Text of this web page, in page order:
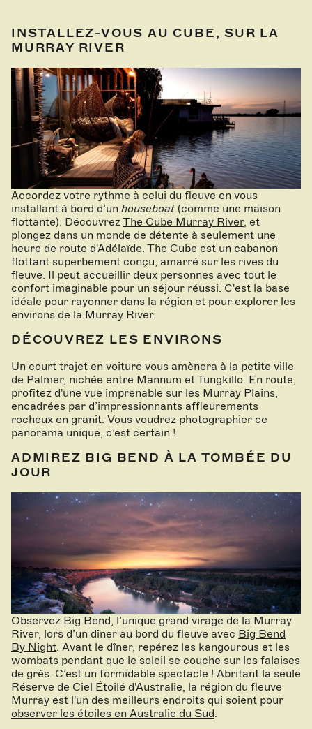
INSTALLEZ-VOUS AU CUBE, SUR LA
MURRAY RIVER
Accordez votre rythme à celui du fleuve en vous
installant à bord d’un houseboat (comme une maison
flottante). DécouvrezThe Cube Murray River, et
plongez dans un monde de détente à seulement une
heure de route d'Adélaïde. The Cube est un cabanon
flottant superbement conçu, amarré sur les rives du
fleuve. Il peut accueillir deux personnes avec tout le
confort imaginable pour un séjour réussi. C'est la base
idéale pour rayonner dans la région et pour explorer les
environs de la Murray River.
DÉCOUVREZ LES ENVIRONS
Un court trajet en voiture vous amènera à la petite ville
de Palmer, nichée entre Mannum et Tungkillo. En route,
profitez d'une vue imprenable sur les Murray Plains,
encadrées par d’impressionnants affleurements
rocheux en granit. Vous voudrez photographier ce
panorama unique, c’est certain !
ADMIREZ BIG BEND À LA TOMBÉE DU
JOUR
Observez Big Bend, l’unique grand virage de la Murray
River, lors d’un dîner au bord du fleuve avec Big Bend
By Night. Avant le dîner, repérez les kangourous et les
wombats pendant que le soleil se couche sur les falaises
de grès. C’est un formidable spectacle ! Abritant la seule
Réserve de Ciel Étoilé d'Australie, la région du fleuve
Murray est l'un des meilleurs endroits qui soient pour
observer les étoiles en Australie du Sud.